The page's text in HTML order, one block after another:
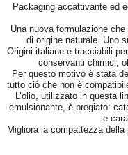
Packaging accattivante ed
Una nuova formulazione
di origine naturale. Uno
Origini italiane e tracciabili
conservanti chimici,
Per questo motivo è stata
tutto ciò che non è
L’olio, utilizzato in questa
emulsionante, è pregiato:
le
Migliora la compattezza